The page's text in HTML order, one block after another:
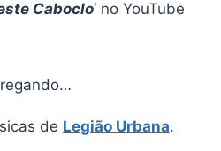
Caboclo‘ no YouTube
de Legião Urbana.